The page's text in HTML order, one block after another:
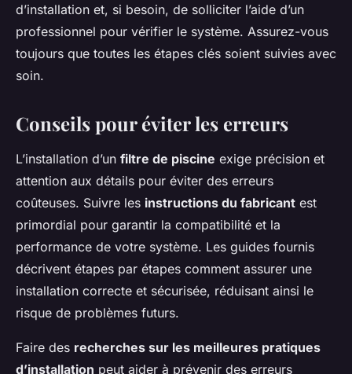
d’installation et, si besoin, de solliciter l’aide d’un
professionnel pour vérifier le système. Assurez-vous
toujours que toutes les étapes clés soient suivies avec
soin.
Conseils pour éviter les erreurs
L’installation d’un filtre de piscine exige précision et
attention aux détails pour éviter des erreurs
coûteuses. Suivre les instructions du fabricant est
primordial pour garantir la compatibilité et la
performance de votre système. Les guides fournis
décrivent étapes par étapes comment assurer une
installation correcte et sécurisée, réduisant ainsi le
risque de problèmes futurs.
Faire des recherches sur les meilleures pratiques
d’installation peut aider à prévenir des erreurs